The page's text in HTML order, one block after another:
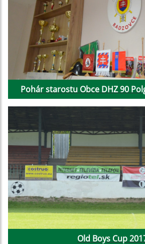
Pohár starostu Obce DHZ 90
Old Boys Cup